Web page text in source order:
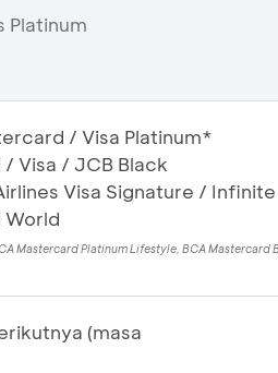
Platinum
/ Visa Platinum*
Visa / JCB Black
Visa Signature / Infinite
World
Mastercard Platinum Lifestyle, BCA Mastercard
(masa